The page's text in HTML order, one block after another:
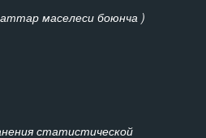
маселеси боюнча )
статистической